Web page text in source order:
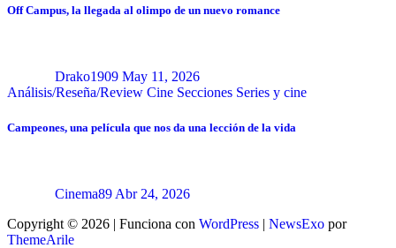
Off Campus, la llegada al olimpo de un nuevo romance
Drako1909 May 11, 2026
Análisis/Reseña/Review Cine Secciones Series y cine
Campeones, una película que nos da una lección de la vida
Cinema89 Abr 24, 2026
Copyright © 2026 | Funciona con WordPress | NewsExo por
ThemeArile